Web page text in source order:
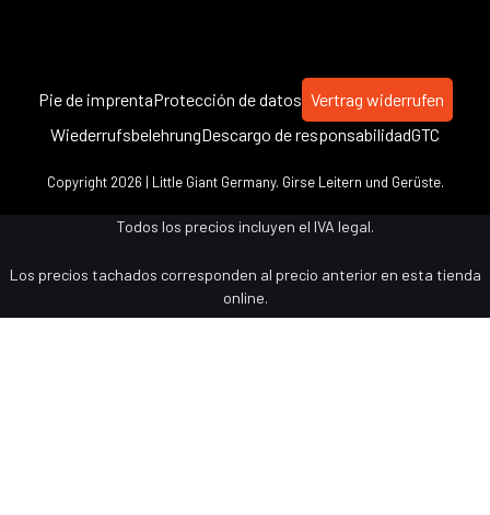
Pie de imprentaProtección de datos Vertrag widerrufen
WiederrufsbelehrungDescargo de responsabilidadGTC
Copyright 2026 | Little Giant Germany. Girse Leitern und Gerüste.
Todos los precios incluyen el IVA legal.
Los precios tachados corresponden al precio anterior en esta tienda
online.